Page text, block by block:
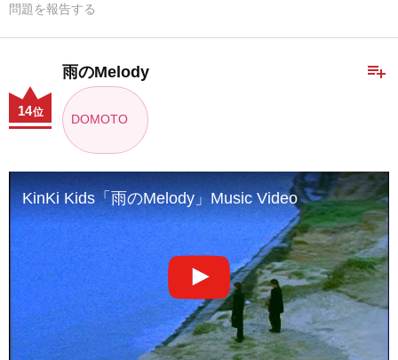
問題を報告する
playlist_add
雨のMelody
DOMOTO
14位
KinKi Kids「雨のMelody」Music Video